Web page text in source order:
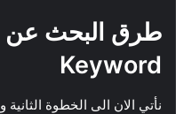
طرق البحث عن
Keyword
نأتي الان الى الخطوة